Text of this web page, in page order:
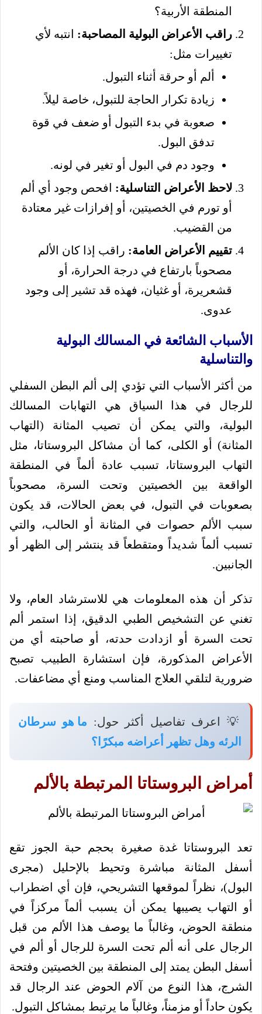
المنطقة الأربية؟
راقب الأعراض البولية المصاحبة: انتبه لأي
تغييرات مثل:
ألم أو حرقة أثناء التبول.
زيادة تكرار الحاجة للتبول، خاصة ليلاً.
صعوبة في بدء التبول أو ضعف في قوة
تدفق البول.
وجود دم في البول أو تغير في لونه.
لاحظ الأعراض التناسلية: افحص وجود أي ألم
أو تورم في الخصيتين، أو إفرازات غير معتادة
من القضيب.
تقييم الأعراض العامة: راقب إذا كان الألم
مصحوباً بارتفاع في درجة الحرارة، أو
قشعريرة، أو غثيان، فهذه قد تشير إلى وجود
عدوى.
الأسباب الشائعة في المسالك البولية
والتناسلية
من أكثر الأسباب التي تؤدي إلى ألم البطن السفلي
للرجال في هذا السياق هي التهابات المسالك
البولية، والتي يمكن أن تصيب المثانة (التهاب
المثانة) أو الكلى، كما أن مشاكل البروستاتا، مثل
التهاب البروستاتا، تسبب عادة ألماً في المنطقة
الواقعة بين الخصيتين وتحت السرة، مصحوباً
بصعوبات في التبول، في بعض الحالات، قد يكون
سبب الألم حصوات في المثانة أو الحالب، والتي
تسبب ألماً شديداً ومتقطعاً قد ينتشر إلى الظهر أو
الجانبين.
تذكر أن هذه المعلومات هي للاسترشاد العام، ولا
تغني عن التشخيص الطبي الدقيق، إذا استمر ألم
تحت السرة أو ازدادت حدته، أو صاحبته أي من
الأعراض المذكورة، فإن استشارة الطبيب تصبح
ضرورية لتلقي العلاج المناسب ومنع أي مضاعفات.
💡 اعرف تفاصيل أكثر حول: ما هو سرطان
الرئه وهل تظهر أعراضه مبكرًا؟
أمراض البروستاتا المرتبطة بالألم
تعد البروستاتا غدة صغيرة بحجم حبة الجوز تقع
أسفل المثانة مباشرة وتحيط بالإحليل (مجرى
البول)، نظراً لموقعها التشريحي، فإن أي اضطراب
أو التهاب يصيبها يمكن أن يسبب ألماً مركزاً في
منطقة الحوض، وغالباً ما يوصف هذا الألم من قبل
الرجال على أنه ألم تحت السرة للرجال أو ألم في
أسفل البطن يمتد إلى المنطقة بين الخصيتين وفتحة
الشرج، هذا النوع من آلام الحوض عند الرجال قد
يكون حاداً أو مزمناً، وغالباً ما يرتبط بمشاكل التبول.